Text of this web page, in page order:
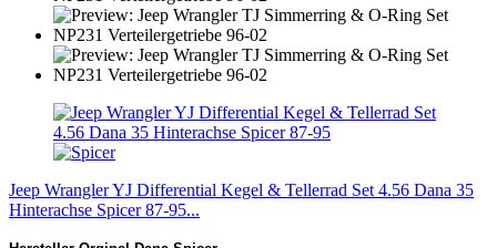
Jeep Wrangler YJ Differential Kegel & Tellerrad Set 4.56 Dana 35
Hinterachse Spicer 87-95...